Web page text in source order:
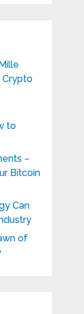
Crypto
to
–
Bitcoin
Can
of